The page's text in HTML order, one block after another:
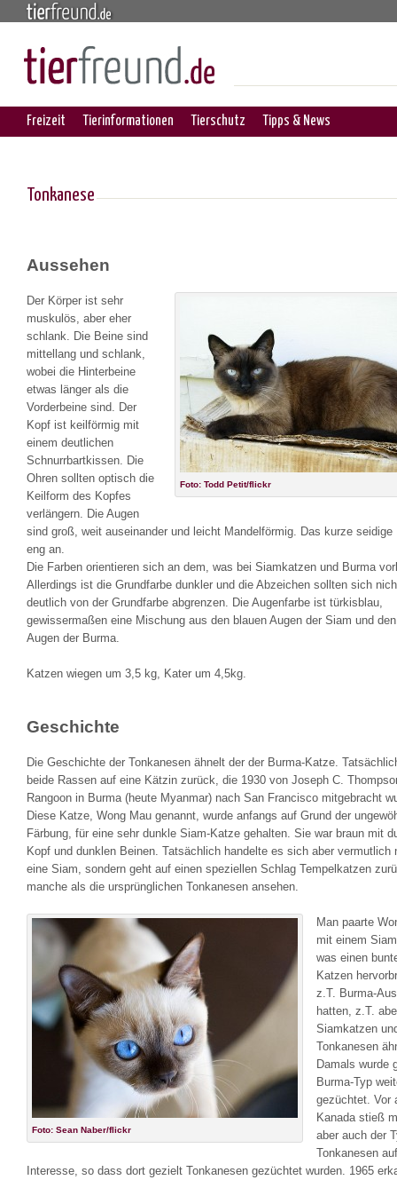
Freizeit Tierinformationen Tierschutz Tipps & News
Tonkanese
Aussehen
Foto: Todd Petit/flickr
Der Körper ist sehr
muskulös, aber eher
schlank. Die Beine sind
mittellang und schlank,
wobei die Hinterbeine
etwas länger als die
Vorderbeine sind. Der
Kopf ist keilförmig mit
einem deutlichen
Schnurrbartkissen. Die
Ohren sollten optisch die
Keilform des Kopfes
verlängern. Die Augen
sind groß, weit auseinander und leicht Mandelförmig. Das kurze seidige
eng an.
Die Farben orientieren sich an dem, was bei Siamkatzen und Burma
Allerdings ist die Grundfarbe dunkler und die Abzeichen sollten sich
deutlich von der Grundfarbe abgrenzen. Die Augenfarbe ist türkisblau,
gewissermaßen eine Mischung aus den blauen Augen der Siam und
Augen der Burma.
Katzen wiegen um 3,5 kg, Kater um 4,5kg.
Geschichte
Die Geschichte der Tonkanesen ähnelt der der Burma-Katze.
beide Rassen auf eine Kätzin zurück, die 1930 von Joseph C.
Rangoon in Burma (heute Myanmar) nach San Francisco mitgebracht
Diese Katze, Wong Mau genannt, wurde anfangs auf Grund der
Färbung, für eine sehr dunkle Siam-Katze gehalten. Sie war braun mit
Kopf und dunklen Beinen. Tatsächlich handelte es sich aber vermutlich
eine Siam, sondern geht auf einen speziellen Schlag Tempelkatzen
manche als die ursprünglichen Tonkanesen ansehen.
Foto: Sean Naber/flickr
Man paarte
mit einem
was einen
Katzen
z.T. Burma-
hatten, z.T.
Siamkatzen
Tonkanesen
Damals wurde
Burma-Typ
gezüchtet. Vor
Kanada stieß
aber auch der
Tonkanesen auf
Interesse, so dass dort gezielt Tonkanesen gezüchtet wurden. 1965